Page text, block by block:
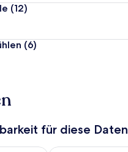
(12)
(6)
für diese Daten